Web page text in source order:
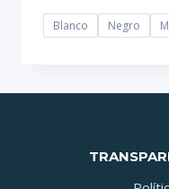
Blanco Negro